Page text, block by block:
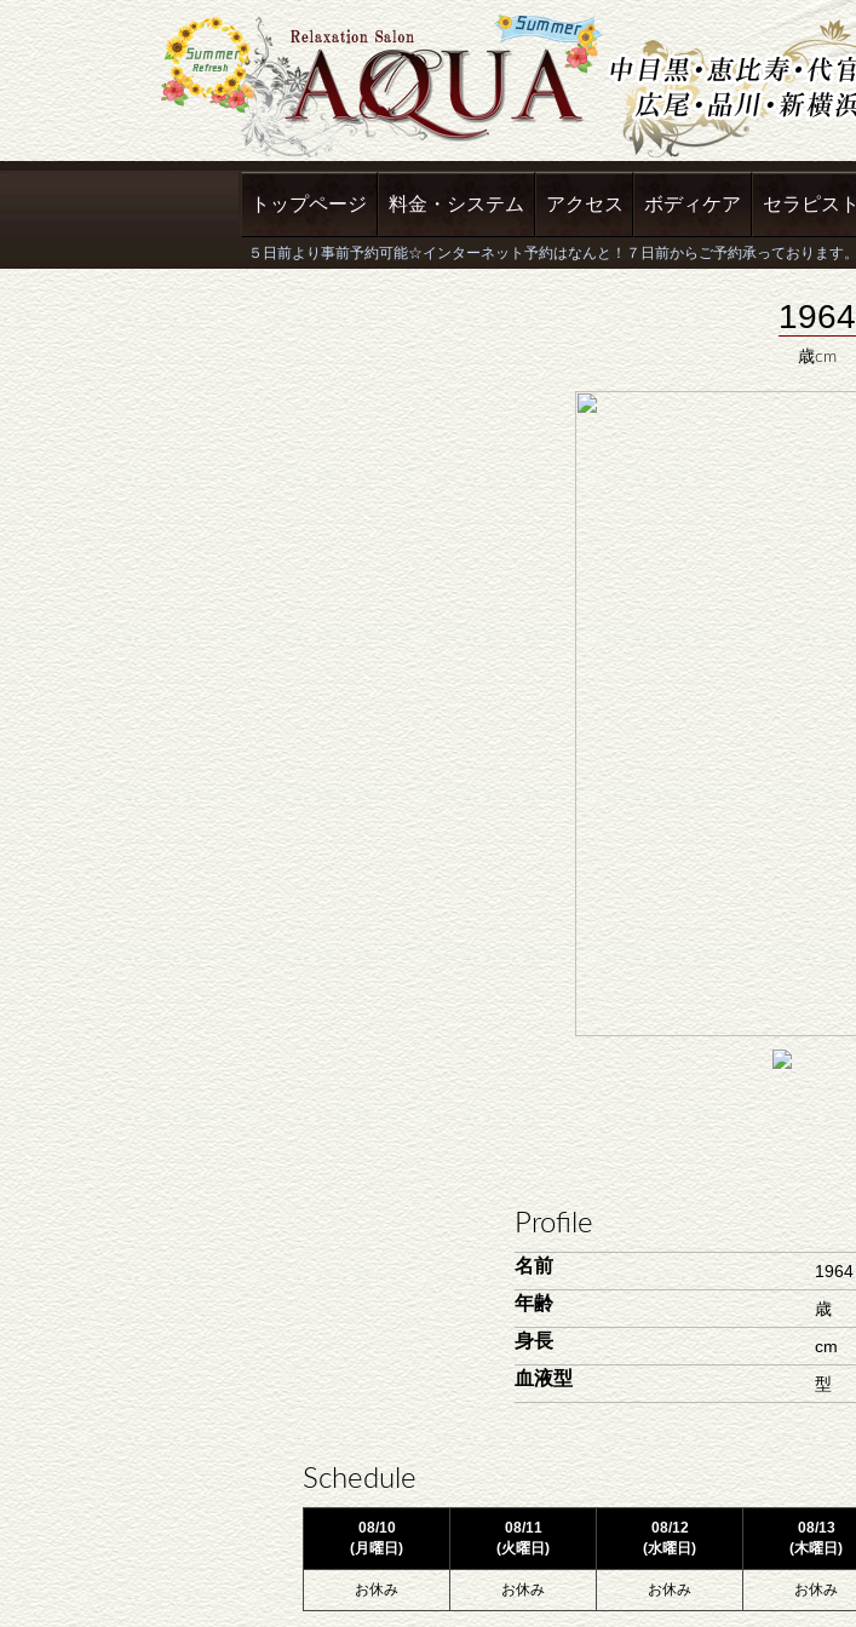
トップページ 料金・システム アクセス ボディケア セラピスト
1964
歳cm
Profile
名前 1964
年齢 歳
身長 cm
血液型 型
Schedule
08/10
(月曜日)
08/11
(火曜日)
08/12
(水曜日)
08/13
(木曜日)
お休み お休み お休み お休み